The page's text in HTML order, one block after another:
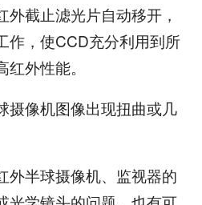
截止滤光片自动移开，
作，使CCD充分利用到所
外性能。
像机图像出现扭曲或几
半球摄像机、监视器的